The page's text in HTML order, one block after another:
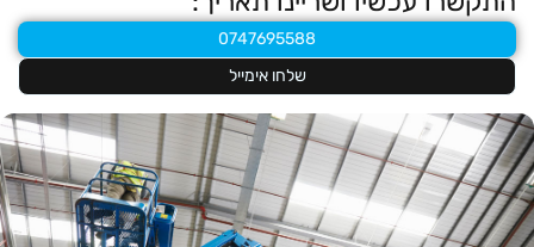
0747695588
שלחו אימייל